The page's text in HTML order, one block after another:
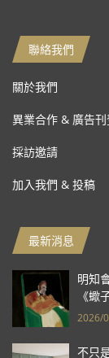
聯絡我們
關於我們
異業合作 & 廣告
採訪邀請
加入我們 & 投稿
最新消息
明知
《蠍
2026/
不只